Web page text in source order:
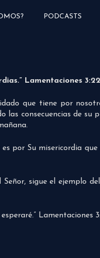
PODCASTS
Lamentaciones
que tiene por
las consecuencias de su
por Su misericordia que
sigue el ejemplo
Lamentaciones